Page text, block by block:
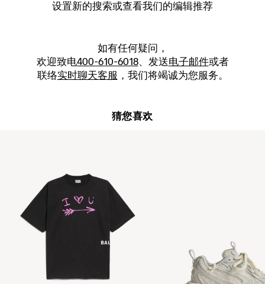
设置新的搜索或查看我们的编辑推荐
如有任何疑问，
欢迎致电400-610-6018、发送电子邮件或者
联络实时聊天客服 ，我们将竭诚为您服务。
猜您喜欢